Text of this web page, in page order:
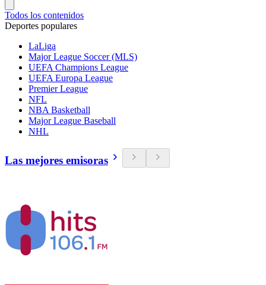
Todos los contenidos
Deportes populares
LaLiga
Major League Soccer (MLS)
UEFA Champions League
UEFA Europa League
Premier League
NFL
NBA Basketball
Major League Baseball
NHL
Las mejores emisoras